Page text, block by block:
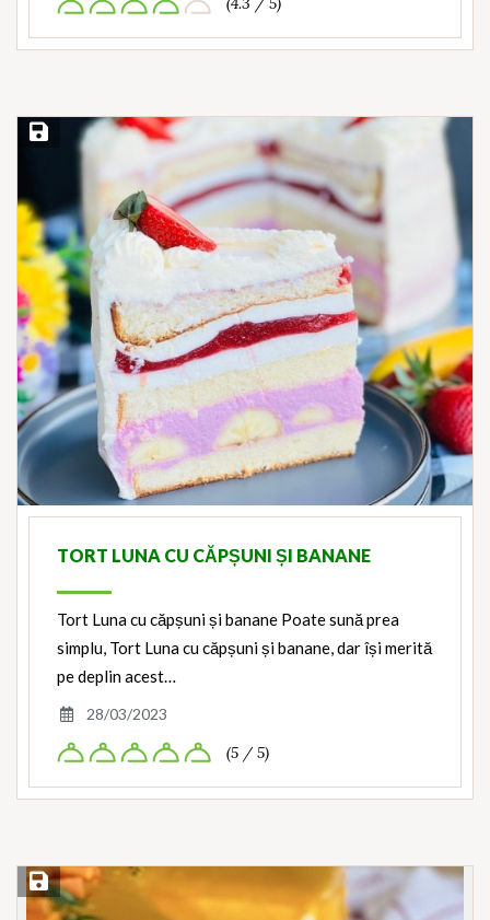
Save Recipe
TORT LUNA CU CĂPȘUNI ȘI BANANE
Tort Luna cu căpșuni și banane Poate sună prea
simplu, Tort Luna cu căpșuni și banane, dar își merită
pe deplin acest…
28/03/2023
(5 / 5)
Save Recipe